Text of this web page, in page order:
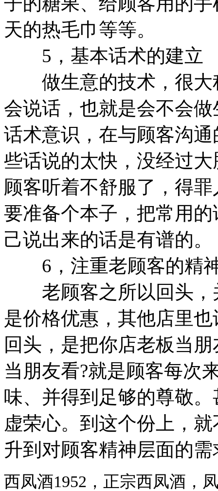
天的热毛巾等等。
5，基本话术的建立
做生意的技术，很大
会说话，也就是会不会
话术意识，在与顾客沟
些话说的太快，没经过
顾客听着不舒服了，得
要准备个本子，把常用
己说出来的话是有谱的。
6，注重老顾客的精
老顾客之所以回头，
是价格优惠，其他店里
回头，是把你店老板当
当朋友看?就是顾客每次
味、并得到足够的尊敬
虚荣心。到这个份上，
升到对顾客精神层面的
西凤酒1952，正宗西凤酒